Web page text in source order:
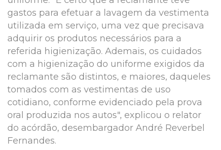
gastos para efetuar a lavagem da vestimenta
utilizada em serviço, uma vez que precisava
adquirir os produtos necessários para a
referida higienização. Ademais, os cuidados
com a higienização do uniforme exigidos da
reclamante são distintos, e maiores, daqueles
tomados com as vestimentas de uso
cotidiano, conforme evidenciado pela prova
oral produzida nos autos", explicou o relator
do acórdão, desembargador André Reverbel
Fernandes.